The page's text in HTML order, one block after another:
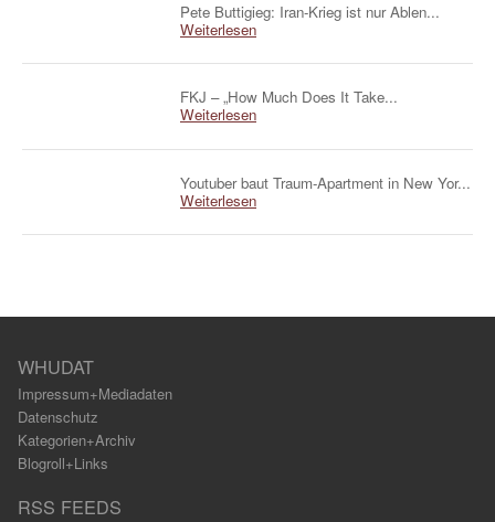
Pete Buttigieg: Iran-Krieg ist nur Ablen...
Weiterlesen
FKJ – „How Much Does It Take...
Weiterlesen
Youtuber baut Traum-Apartment in New Yor...
Weiterlesen
WHUDAT
Impressum+Mediadaten
Datenschutz
Kategorien+Archiv
Blogroll+Links
RSS FEEDS